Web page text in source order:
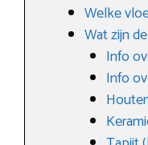
Welke
Wat zijn
Info
Info